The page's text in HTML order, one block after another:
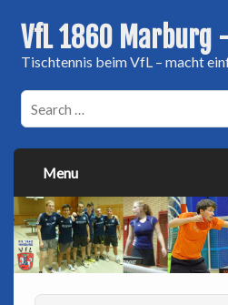
VfL 1860 Marburg
Tischtennis beim VfL – macht
Menu